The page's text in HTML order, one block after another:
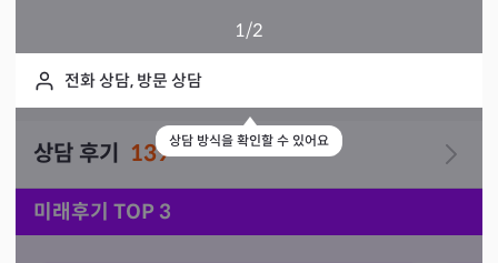
1/2
전화 상담, 방문 상담
상담 방식을 확인할 수 있어요
상담 후기 139
미래후기 TOP 3